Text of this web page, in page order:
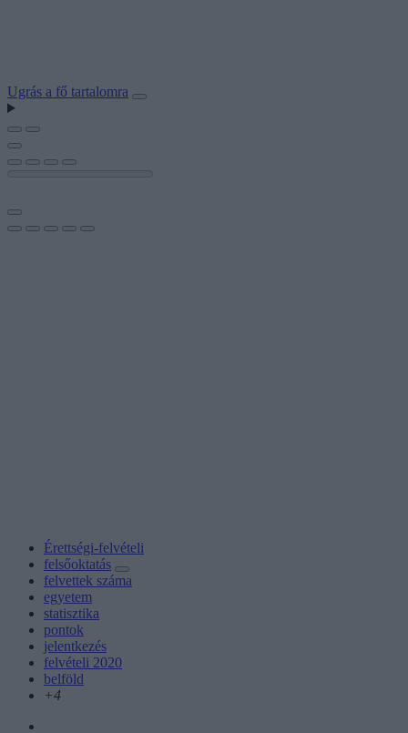
Ugrás a fő tartalomra
Érettségi-felvételi
felsőoktatás
felvettek száma
egyetem
statisztika
pontok
jelentkezés
felvételi 2020
belföld
+4